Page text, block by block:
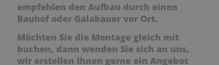
empfehlen den Aufbau durch einen
Bauhof oder Galabauer vor Ort.
Möchten Sie die Montage gleich mit
buchen, dann wenden Sie sich an uns,
wir erstellen Ihnen gerne ein Angebot